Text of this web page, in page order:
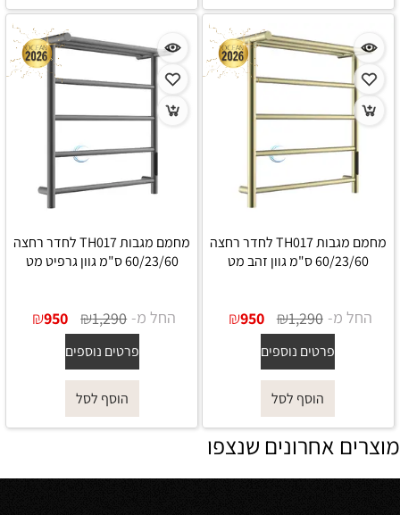
מחמם מגבות TH017 לחדר רחצה
60/23/60 ס"מ גוון זהב מט
החל מ- ₪1,290
₪950
פרטים נוספים
הוסף לסל
מחמם מגבות TH017 לחדר רחצה
60/23/60 ס"מ גוון גרפיט מט
החל מ- ₪1,290
₪950
פרטים נוספים
הוסף לסל
מוצרים אחרונים שנצפו